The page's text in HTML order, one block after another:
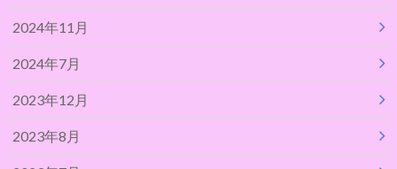
2024年11月
2024年7月
2023年12月
2023年8月